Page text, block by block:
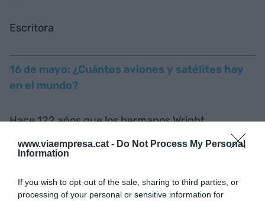
www.viaempresa.cat - Do Not Process My Personal
Information
If you wish to opt-out of the sale, sharing to third parties, or
processing of your personal or sensitive information for
Escritora
16 de mayo: ¿Cuántos aviones y satélites hay
en el mundo?
Hace 122 años que los hermanos Wright
consiguieron su primer vuelo. Ahora hay unos
29.000 aviones comerciales en funcionamiento
vuelos, más de 36 millones al año.